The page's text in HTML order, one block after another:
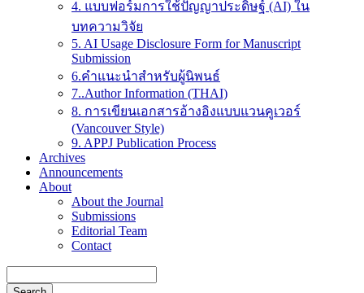
4. แบบฟอร์มการใช้ปัญญาประดิษฐ์ (AI) ใน
บทความวิจัย
5. AI Usage Disclosure Form for Manuscript
Submission
6.คำแนะนำสำหรับผู้นิพนธ์
7..Author Information (THAI)
8. การเขียนเอกสารอ้างอิงแบบแวนคูเวอร์
(Vancouver Style)
9. APPJ Publication Process
Archives
Announcements
About
About the Journal
Submissions
Editorial Team
Contact